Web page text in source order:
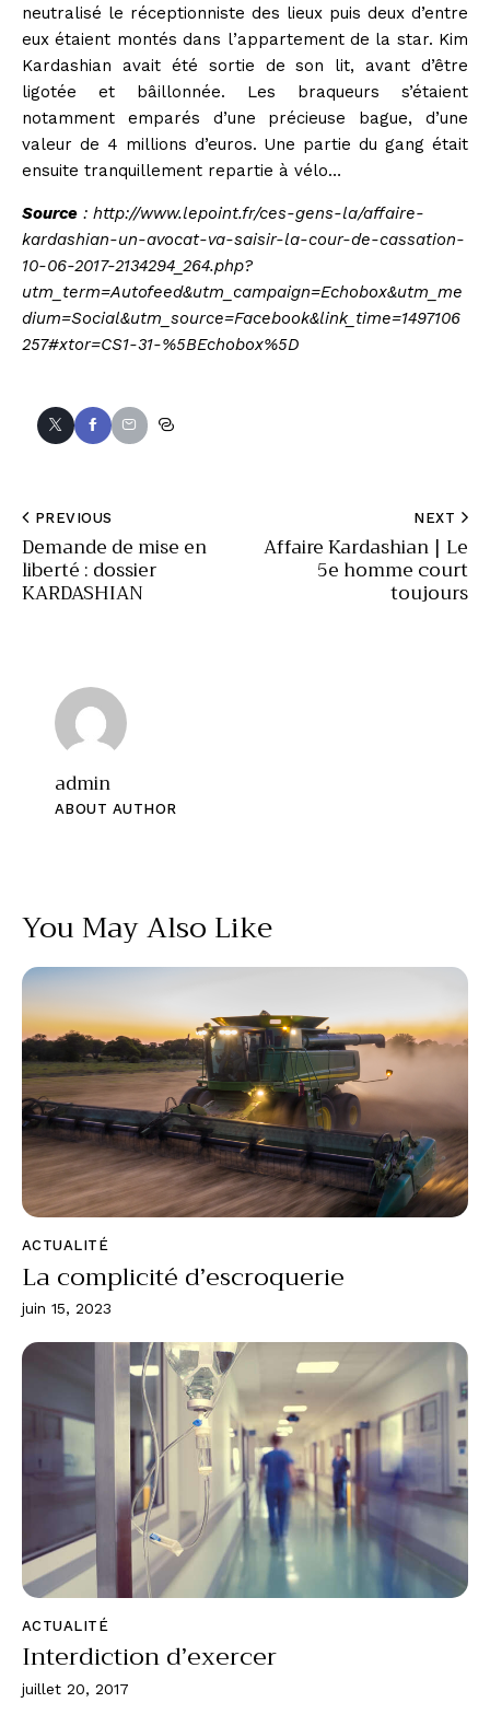
neutralisé le réceptionniste des lieux puis deux d’entre
eux étaient montés dans l’appartement de la star. Kim
Kardashian avait été sortie de son lit, avant d’être
ligotée et bâillonnée. Les braqueurs s’étaient
notamment emparés d’une précieuse bague, d’une
valeur de 4 millions d’euros. Une partie du gang était
ensuite tranquillement repartie à vélo…
Source : http://www.lepoint.fr/ces-gens-la/affaire-
kardashian-un-avocat-va-saisir-la-cour-de-cassation-
10-06-2017-2134294_264.php?
utm_term=Autofeed&utm_campaign=Echobox&utm_me
dium=Social&utm_source=Facebook&link_time=1497106
257#xtor=CS1-31-%5BEchobox%5D
PREVIOUS
Demande de mise en
liberté : dossier
KARDASHIAN
NEXT
Affaire Kardashian | Le
5e homme court
toujours
admin
ABOUT AUTHOR
You May Also Like
ACTUALITÉ
La complicité d’escroquerie
juin 15, 2023
ACTUALITÉ
Interdiction d’exercer
juillet 20, 2017